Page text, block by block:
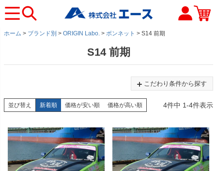
ホーム ブランド別 ORIGIN Labo. ボンネット S14 前期
S14 前期
こだわり条件から探す
並び替え 新着順 価格が安い順 価格が高い順 4件中 1-4件表示